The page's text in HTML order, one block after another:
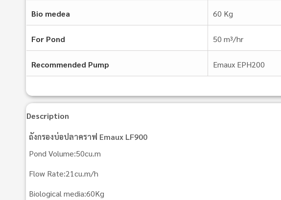
Bio medea 60 Kg
For Pond 50 m³/hr
Recommended Pump Emaux EPH200
Description
ถังกรองบ่อปลาคราฟ Emaux LF900
Pond Volume:50cu.m
Flow Rate:21cu.m/h
Biological media:60Kg